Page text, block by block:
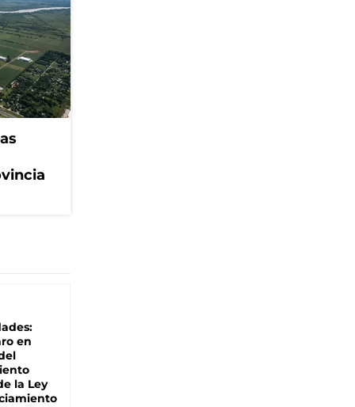
en
la Ley